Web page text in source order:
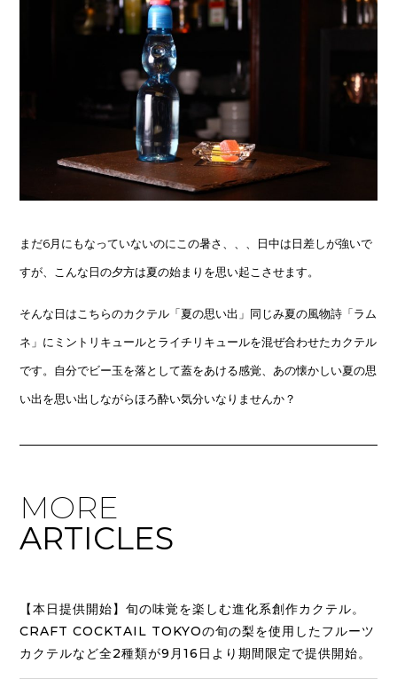
まだ6月にもなっていないのにこの暑さ、、、日中は日差しが強いで
すが、こんな日の夕方は夏の始まりを思い起こさせます。
そんな日はこちらのカクテル「夏の思い出」同じみ夏の風物詩「ラム
ネ」にミントリキュールとライチリキュールを混ぜ合わせたカクテル
です。自分でビー玉を落として蓋をあける感覚、あの懐かしい夏の思
い出を思い出しながらほろ酔い気分いなりませんか？
MORE
ARTICLES
【本日提供開始】旬の味覚を楽しむ進化系創作カクテル。
CRAFT COCKTAIL TOKYOの旬の梨を使用したフルーツ
カクテルなど全2種類が9月16日より期間限定で提供開始。